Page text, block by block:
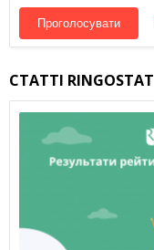
Проголосувати
СТАТТІ RINGOSTAT